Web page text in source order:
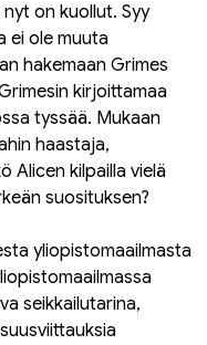
on kuollut. Syy
ei ole muuta
hakemaan Grimes
kirjoittamaa
tyssää. Mukaan
haastaja,
Alicen kilpailla vielä
suosituksen?
yliopistomaailmasta
seikkailutarina,